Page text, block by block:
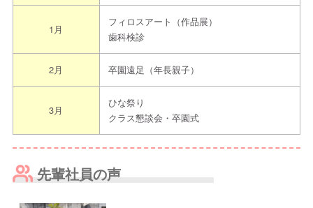
1月
フィロスアート（作品展）
歯科検診
2月 卒園遠足（年長親子）
3月
ひな祭り
クラス懇談会・卒園式
先輩社員の声